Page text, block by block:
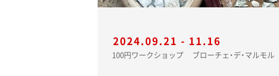
2024.09.21 - 11.16
100円ワークショップ ブローチェ・デ・マルモル